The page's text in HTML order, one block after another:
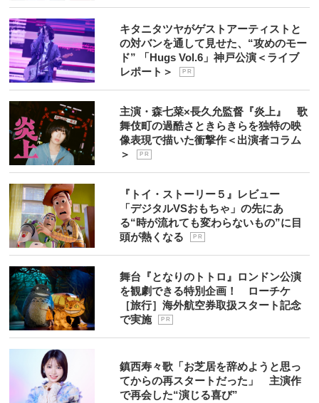
キタニタツヤがゲストアーティストと
の対バンを通して見せた、“攻めのモー
ド” 「Hugs Vol.6」神戸公演＜ライブ
レポート＞
P R
主演・森七菜×長久允監督『炎上』 歌
舞伎町の過酷さときらきらを独特の映
像表現で描いた衝撃作＜出演者コラム
＞
P R
『トイ・ストーリー５』レビュー
「デジタルVSおもちゃ」の先にあ
る“時が流れても変わらないもの”に目
頭が熱くなる
P R
舞台『となりのトトロ』ロンドン公演
を観劇できる特別企画！ ローチケ
［旅行］海外航空券取扱スタート記念
で実施
P R
鎮西寿々歌「お芝居を辞めようと思っ
てからの再スタートだった」 主演作
で再会した“演じる喜び”